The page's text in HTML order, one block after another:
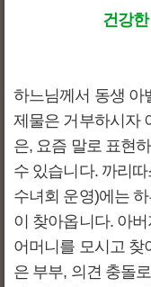
건강
하느님께서 동생 아
제물은 거부하시자
은, 요즘 말로 표현
수 있습니다. 까리
수녀회 운영)에는
이 찾아옵니다. 아
어머니를 모시고 찾
은 부부, 의견 충돌